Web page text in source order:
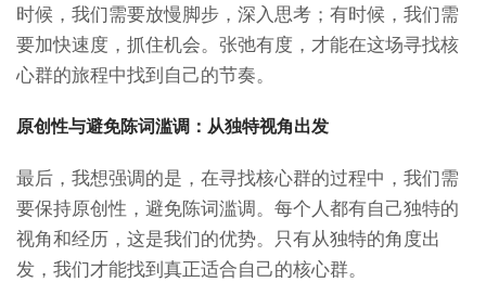
时候，我们需要放慢脚步，深入思考；有时候，我们需
要加快速度，抓住机会。张弛有度，才能在这场寻找核
心群的旅程中找到自己的节奏。
原创性与避免陈词滥调：从独特视角出发
最后，我想强调的是，在寻找核心群的过程中，我们需
要保持原创性，避免陈词滥调。每个人都有自己独特的
视角和经历，这是我们的优势。只有从独特的角度出
发，我们才能找到真正适合自己的核心群。